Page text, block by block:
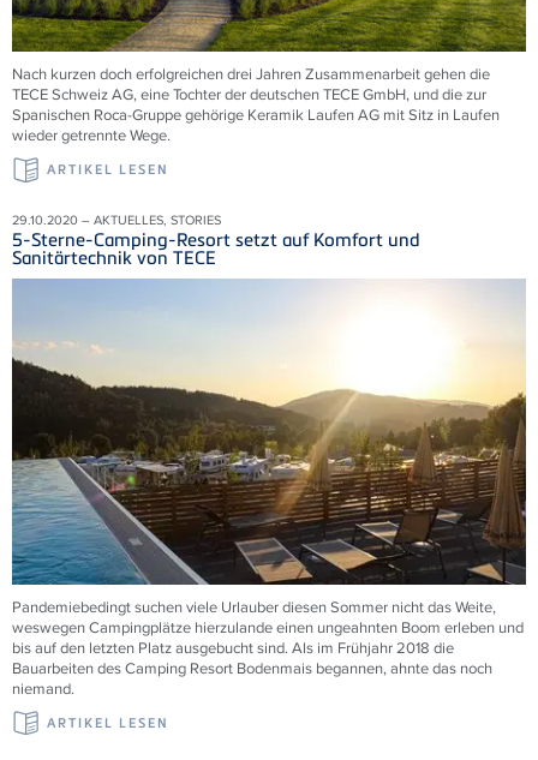
Nach kurzen doch erfolgreichen drei Jahren Zusammenarbeit gehen die
TECE Schweiz AG, eine Tochter der deutschen TECE GmbH, und die zur
Spanischen Roca-Gruppe gehörige Keramik Laufen AG mit Sitz in Laufen
wieder getrennte Wege.
ARTIKEL LESEN
29.10.2020 – AKTUELLES, STORIES
5-Sterne-Camping-Resort setzt auf Komfort und
Sanitärtechnik von TECE
Pandemiebedingt suchen viele Urlauber diesen Sommer nicht das Weite,
weswegen Campingplätze hierzulande einen ungeahnten Boom erleben und
bis auf den letzten Platz ausgebucht sind. Als im Frühjahr 2018 die
Bauarbeiten des Camping Resort Bodenmais begannen, ahnte das noch
niemand.
ARTIKEL LESEN